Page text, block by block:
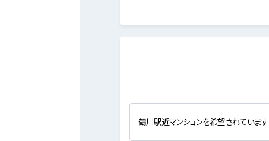
鶴川駅近マンションを希望されています